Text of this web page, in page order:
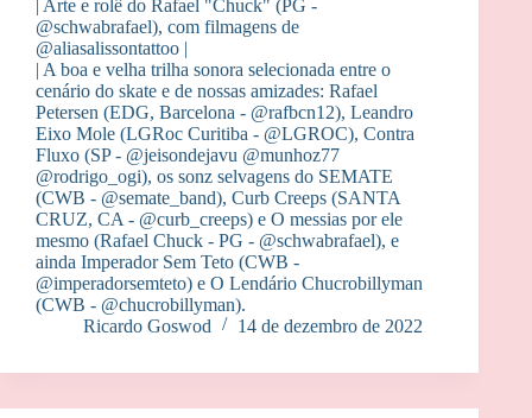
| Arte e rolê do Rafael "Chuck" (PG -
@schwabrafael), com filmagens de
@aliasalissontattoo |
| A boa e velha trilha sonora selecionada entre o
cenário do skate e de nossas amizades: Rafael
Petersen (EDG, Barcelona - @rafbcn12), Leandro
Eixo Mole (LGRoc Curitiba - @LGROC), Contra
Fluxo (SP - @jeisondejavu @munhoz77
@rodrigo_ogi), os sonz selvagens do SEMATE
(CWB - @semate_band), Curb Creeps (SANTA
CRUZ, CA - @curb_creeps) e O messias por ele
mesmo (Rafael Chuck - PG - @schwabrafael), e
ainda Imperador Sem Teto (CWB -
@imperadorsemteto) e O Lendário Chucrobillyman
(CWB - @chucrobillyman).
Ricardo Goswod
14 de dezembro de 2022